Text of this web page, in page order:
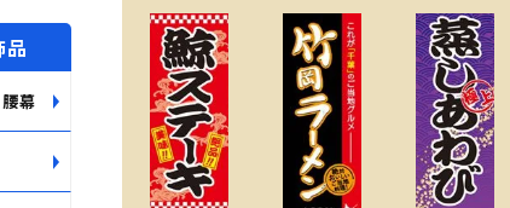
品
幕